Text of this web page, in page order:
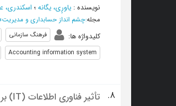
نویسنده : یاورٍی، یگانه؛ اسکندری،
مجله:چشم انداز حسابداری و مدیریت
کلیدواژه ها: فرهنگ سازمانی
Accounting information system
8. تأثیر فناوری اطلاعات (IT) بر بهبود فرآیندهای حسابداری و مدیریت